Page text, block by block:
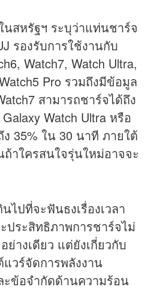
สหรัฐฯ ระบุว่าแท่นชาร์จ
รองรับการใช้งานกับ
Watch7, Watch Ultra,
Pro รวมถึงมีข้อมูล
สามารถชาร์จได้ถึง
Watch Ultra หรือ
35% ใน 30 นาที ภายใต้
าใครสนใจรุ่นใหม่อาจจะ
ไปที่จะฟันธงเรื่องเวลา
ประสิทธิภาพการชาร์จไม่
างเดียว แต่ยังเกี่ยวกับ
วร์จัดการพลังงาน
ข้อจำกัดด้านความร้อน